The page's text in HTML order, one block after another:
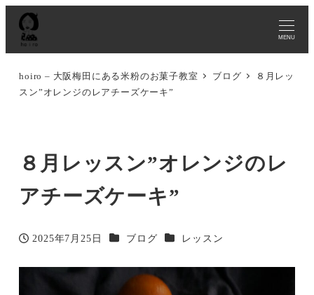
MENU
hoiro – 大阪梅田にある米粉のお菓子教室 ブログ
８月レッ
スン”オレンジのレアチーズケーキ”
８月レッスン”オレンジのレ
アチーズケーキ”
投稿日
2025年7月25日 カテゴリー
ブログ カテゴリー
レッスン